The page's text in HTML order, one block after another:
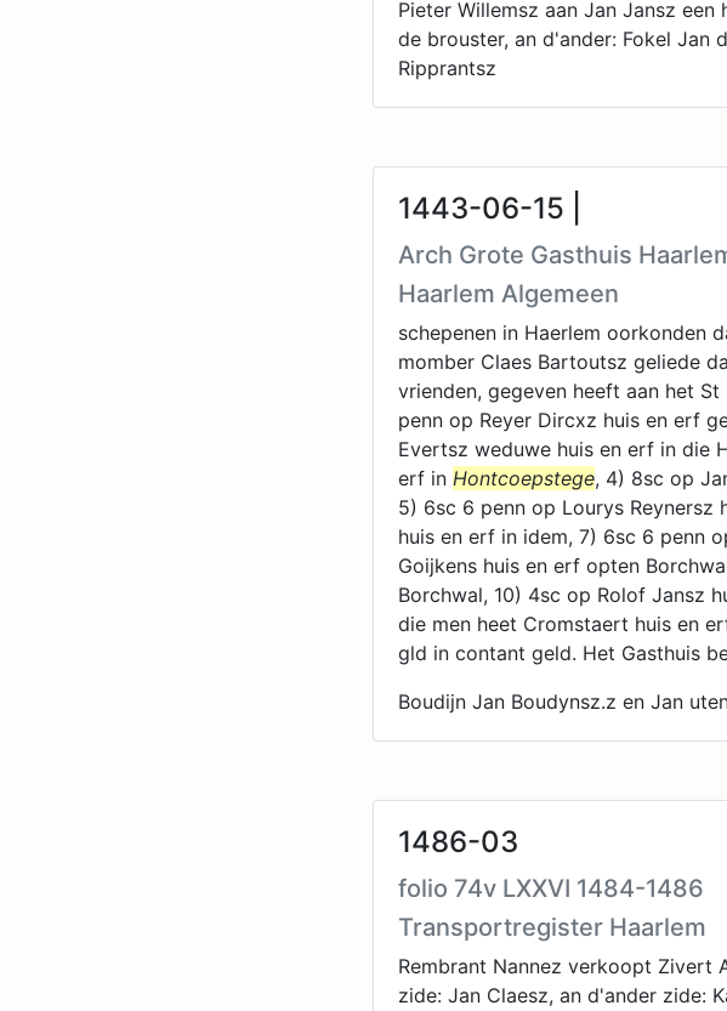
Pieter Willemsz aan Jan Jansz een
de brouster, an d'ander: Fokel Jan
Ripprantsz
1443-06-15 |
Arch Grote Gasthuis
Haarlem Algemeen
schepenen in Haerlem oorkonden
momber Claes Bartoutsz geliede
vrienden, gegeven heeft aan het
penn op Reyer Dircxz huis en erf
Evertsz weduwe huis en erf in die
erf in Hontcoepstege, 4) 8sc op
5) 6sc 6 penn op Lourys Reynersz
huis en erf in idem, 7) 6sc 6 penn
Goijkens huis en erf opten
Borchwal, 10) 4sc op Rolof Jansz
die men heet Cromstaert huis en
gld in contant geld. Het Gasthuis
Boudijn Jan Boudynsz.z en Jan
1486-03
folio 74v LXXVI 1484-1486
Transportregister Haarlem
Rembrant Nannez verkoopt Zivert
zide: Jan Claesz, an d'ander zide: